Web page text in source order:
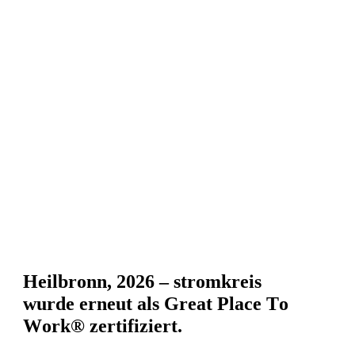
Heilbronn, 2026 – stromkreis
wurde erneut als Great Place To
Work® zertifiziert.